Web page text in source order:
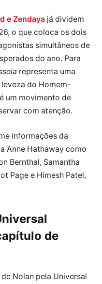
e Zendaya já dividem
o que coloca os dois
simultâneos de
do ano. Para
representa uma
do Homem-
um movimento de
com atenção.
informações da
Anne Hathaway como
Bernthal, Samantha
Page e Himesh Patel,
de
Nolan pela Universal